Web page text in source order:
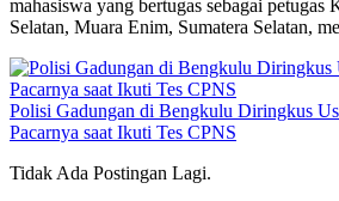
mahasiswa yang bertugas sebagai petugas
Selatan, Muara Enim, Sumatera Selatan,
Polisi Gadungan di Bengkulu Diringkus
Pacarnya saat Ikuti Tes CPNS
Tidak Ada Postingan Lagi.